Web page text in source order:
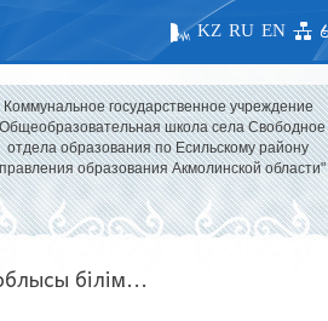
EN
RU
KZ
Коммунальное государственное учреждение
школа села Свободное
отдела образования по Есильскому району
образования Акмолинской области"
білім...